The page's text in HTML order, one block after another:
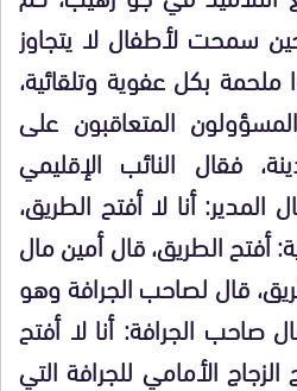
سمحت لأطفال لا يتجاوز
ملحمة بكل عفوية وتلقائية،
المتعاقبون على
فقال النائب الإقليمي
المدير: أنا لا أفتح الطريق،
أفتح الطريق، قال أمين مال
قال لصاحب الجرافة وهو
صاحب الجرافة: أنا لا أفتح
الأمامي للجرافة التي